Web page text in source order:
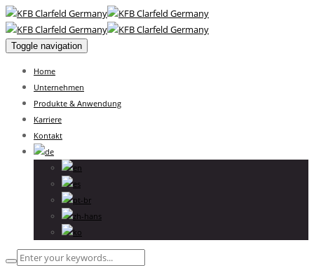
Toggle navigation
Home
Unternehmen
Produkte & Anwendung
Karriere
Kontakt